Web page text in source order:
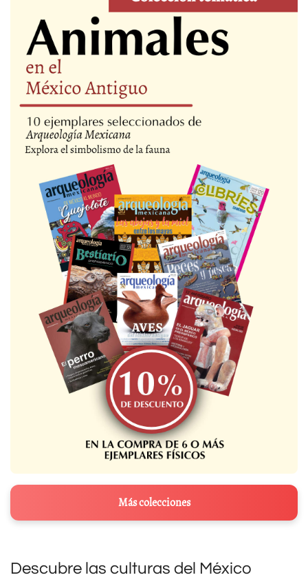
Más colecciones
Descubre las culturas del México